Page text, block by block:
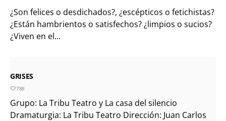
¿Son felices o desdichados?, ¿escépticos o fetichistas?
¿Están hambrientos o satisfechos? ¿limpios o sucios?
¿Viven en el...
GRISES
788
Grupo: La Tribu Teatro y La casa del silencio
Dramaturgia: La Tribu Teatro Dirección: Juan Carlos